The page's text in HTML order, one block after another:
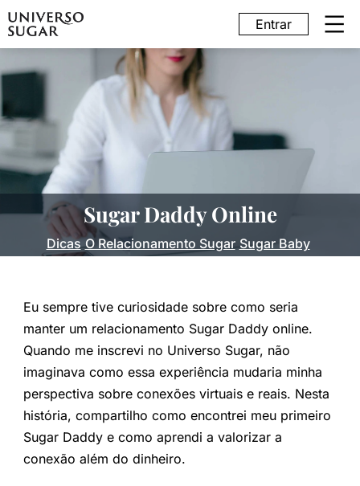
Entrar
Sugar Daddy Online
Dicas O Relacionamento Sugar Sugar Baby
Eu sempre tive curiosidade sobre como seria
manter um relacionamento Sugar Daddy online.
Quando me inscrevi no Universo Sugar, não
imaginava como essa experiência mudaria minha
perspectiva sobre conexões virtuais e reais. Nesta
história, compartilho como encontrei meu primeiro
Sugar Daddy e como aprendi a valorizar a
conexão além do dinheiro.